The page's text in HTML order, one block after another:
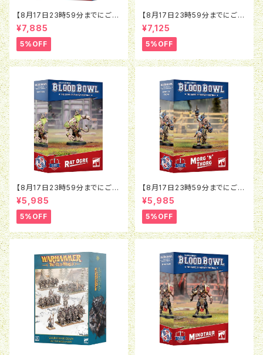
【8月17日23時59分までにご予
約で5％OFF】ブラッドボウル：セ
ヴンズピッチ（2026）
¥7,885
5%OFF
【8月17日23時59分までにご予
約で5％OFF】オールドワール
ド：ウォリアー・オヴ・ケイオス：チ
ャンピオン・オヴ・ケイオス
¥7,125
5%OFF
【8月17日23時59分までにご予
約で5％OFF】ブラッドボウル：ラ
ットオウガ
¥5,985
5%OFF
【8月17日23時59分までにご予
約で5％OFF】ブラッドボウル：モ
ルグ＝ンソルグ
¥5,985
5%OFF